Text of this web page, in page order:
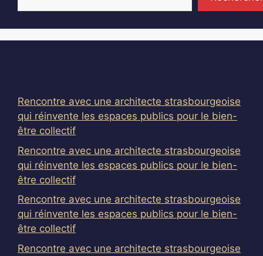
Rencontre avec une architecte strasbourgeoise
qui réinvente les espaces publics pour le bien-
être collectif
Rencontre avec une architecte strasbourgeoise
qui réinvente les espaces publics pour le bien-
être collectif
Rencontre avec une architecte strasbourgeoise
qui réinvente les espaces publics pour le bien-
être collectif
Rencontre avec une architecte strasbourgeoise